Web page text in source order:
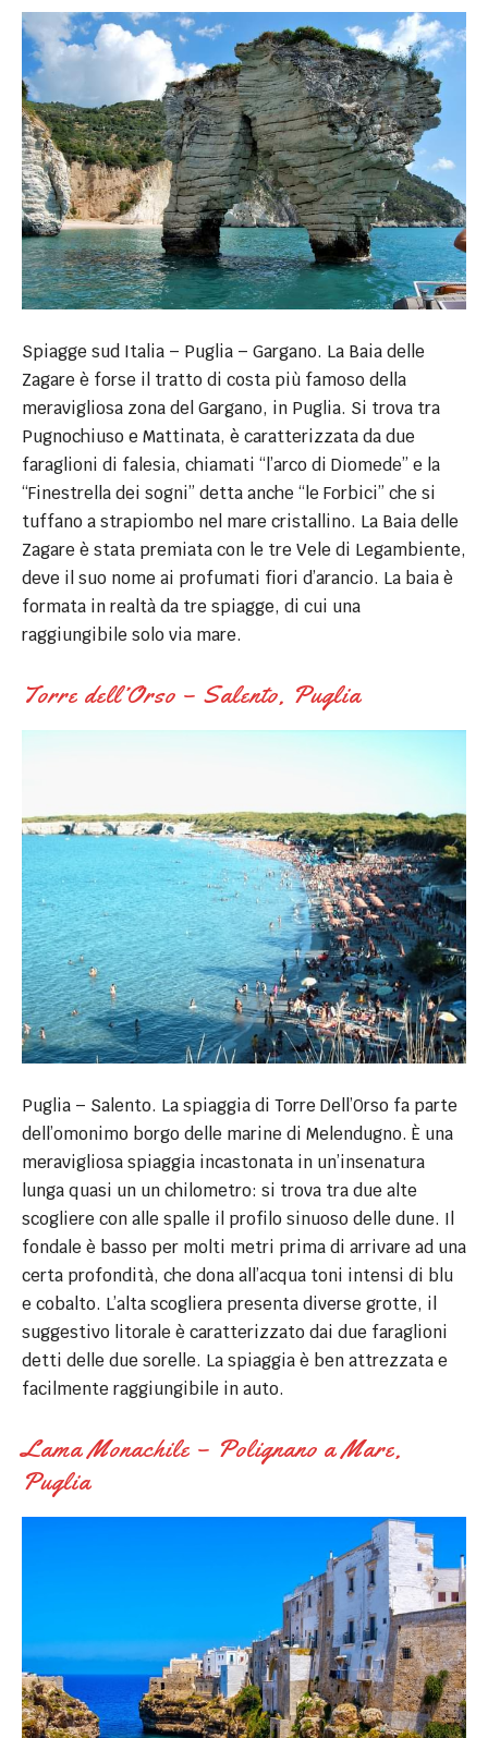
Spiagge sud Italia – Puglia – Gargano. La Baia delle
Zagare è forse il tratto di costa più famoso della
meravigliosa zona del Gargano, in Puglia. Si trova tra
Pugnochiuso e Mattinata, è caratterizzata da due
faraglioni di falesia, chiamati “l’arco di Diomede” e la
“Finestrella dei sogni” detta anche “le Forbici” che si
tuffano a strapiombo nel mare cristallino. La Baia delle
Zagare è stata premiata con le tre Vele di Legambiente,
deve il suo nome ai profumati fiori d’arancio. La baia è
formata in realtà da tre spiagge, di cui una
raggiungibile solo via mare.
Torre dell’Orso – Salento, Puglia
Puglia – Salento. La spiaggia di Torre Dell’Orso fa parte
dell’omonimo borgo delle marine di Melendugno. È una
meravigliosa spiaggia incastonata in un’insenatura
lunga quasi un un chilometro: si trova tra due alte
scogliere con alle spalle il profilo sinuoso delle dune. Il
fondale è basso per molti metri prima di arrivare ad una
certa profondità, che dona all’acqua toni intensi di blu
e cobalto. L’alta scogliera presenta diverse grotte, il
suggestivo litorale è caratterizzato dai due faraglioni
detti delle due sorelle. La spiaggia è ben attrezzata e
facilmente raggiungibile in auto.
Lama Monachile – Polignano a Mare,
Puglia